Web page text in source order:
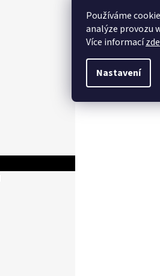
Používáme
analýze provozu
Více informacízde
Nastavení